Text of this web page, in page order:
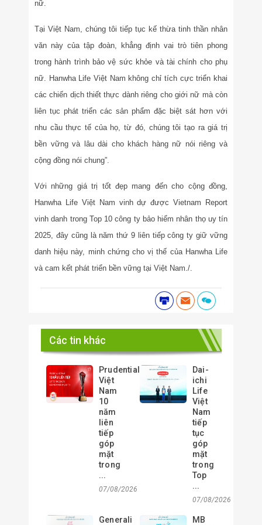
nữ.
Tại Việt Nam, chúng tôi tiếp tục kế thừa tinh thần nhân
văn này của tập đoàn, khẳng định vai trò tiên phong
trong hành trình bảo vệ sức khỏe và tài chính cho phụ
nữ. Hanwha Life Việt Nam không chỉ tích cực triển khai
các chiến dịch thiết thực dành riêng cho giới nữ mà còn
liên tục phát triển các sản phẩm đặc biệt sát hơn với
nhu cầu thực tế của họ, từ đó, chúng tôi tạo ra giá trị
bền vững và lâu dài cho khách hàng nữ nói riêng và
cộng đồng nói chung”.
Với những giá trị tốt đẹp mang đến cho cộng đồng,
Hanwha Life Việt Nam vinh dự được Vietnam Report
vinh danh trong Top 10 công ty bảo hiểm nhân thọ uy tín
2025, đây cũng là năm thứ 9 liên tiếp công ty giữ vững
danh hiệu này, minh chứng cho vị thế của Hanwha Life
và cam kết phát triển bền vững tại Việt Nam./.
Các tin khác
Prudential
Việt
Nam
10
năm
liên
tiếp
góp
mặt
trong
...
07/08/2026
Dai-
ichi
Life
Việt
Nam
tiếp
tục
góp
mặt
trong
Top
...
07/08/2026
Generali
MB